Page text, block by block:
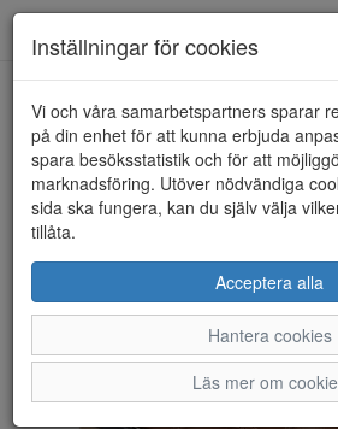
HEM ROSA NEGRA
Inställningar för cookies
Vi och våra samarbetspartners sparar
på din enhet för att kunna erbjuda
spara besöksstatistik och för att
marknadsföring. Utöver nödvändiga
sida ska fungera, kan du själv välja
tillåta.
Acceptera alla
Hantera cookies
Läs mer om